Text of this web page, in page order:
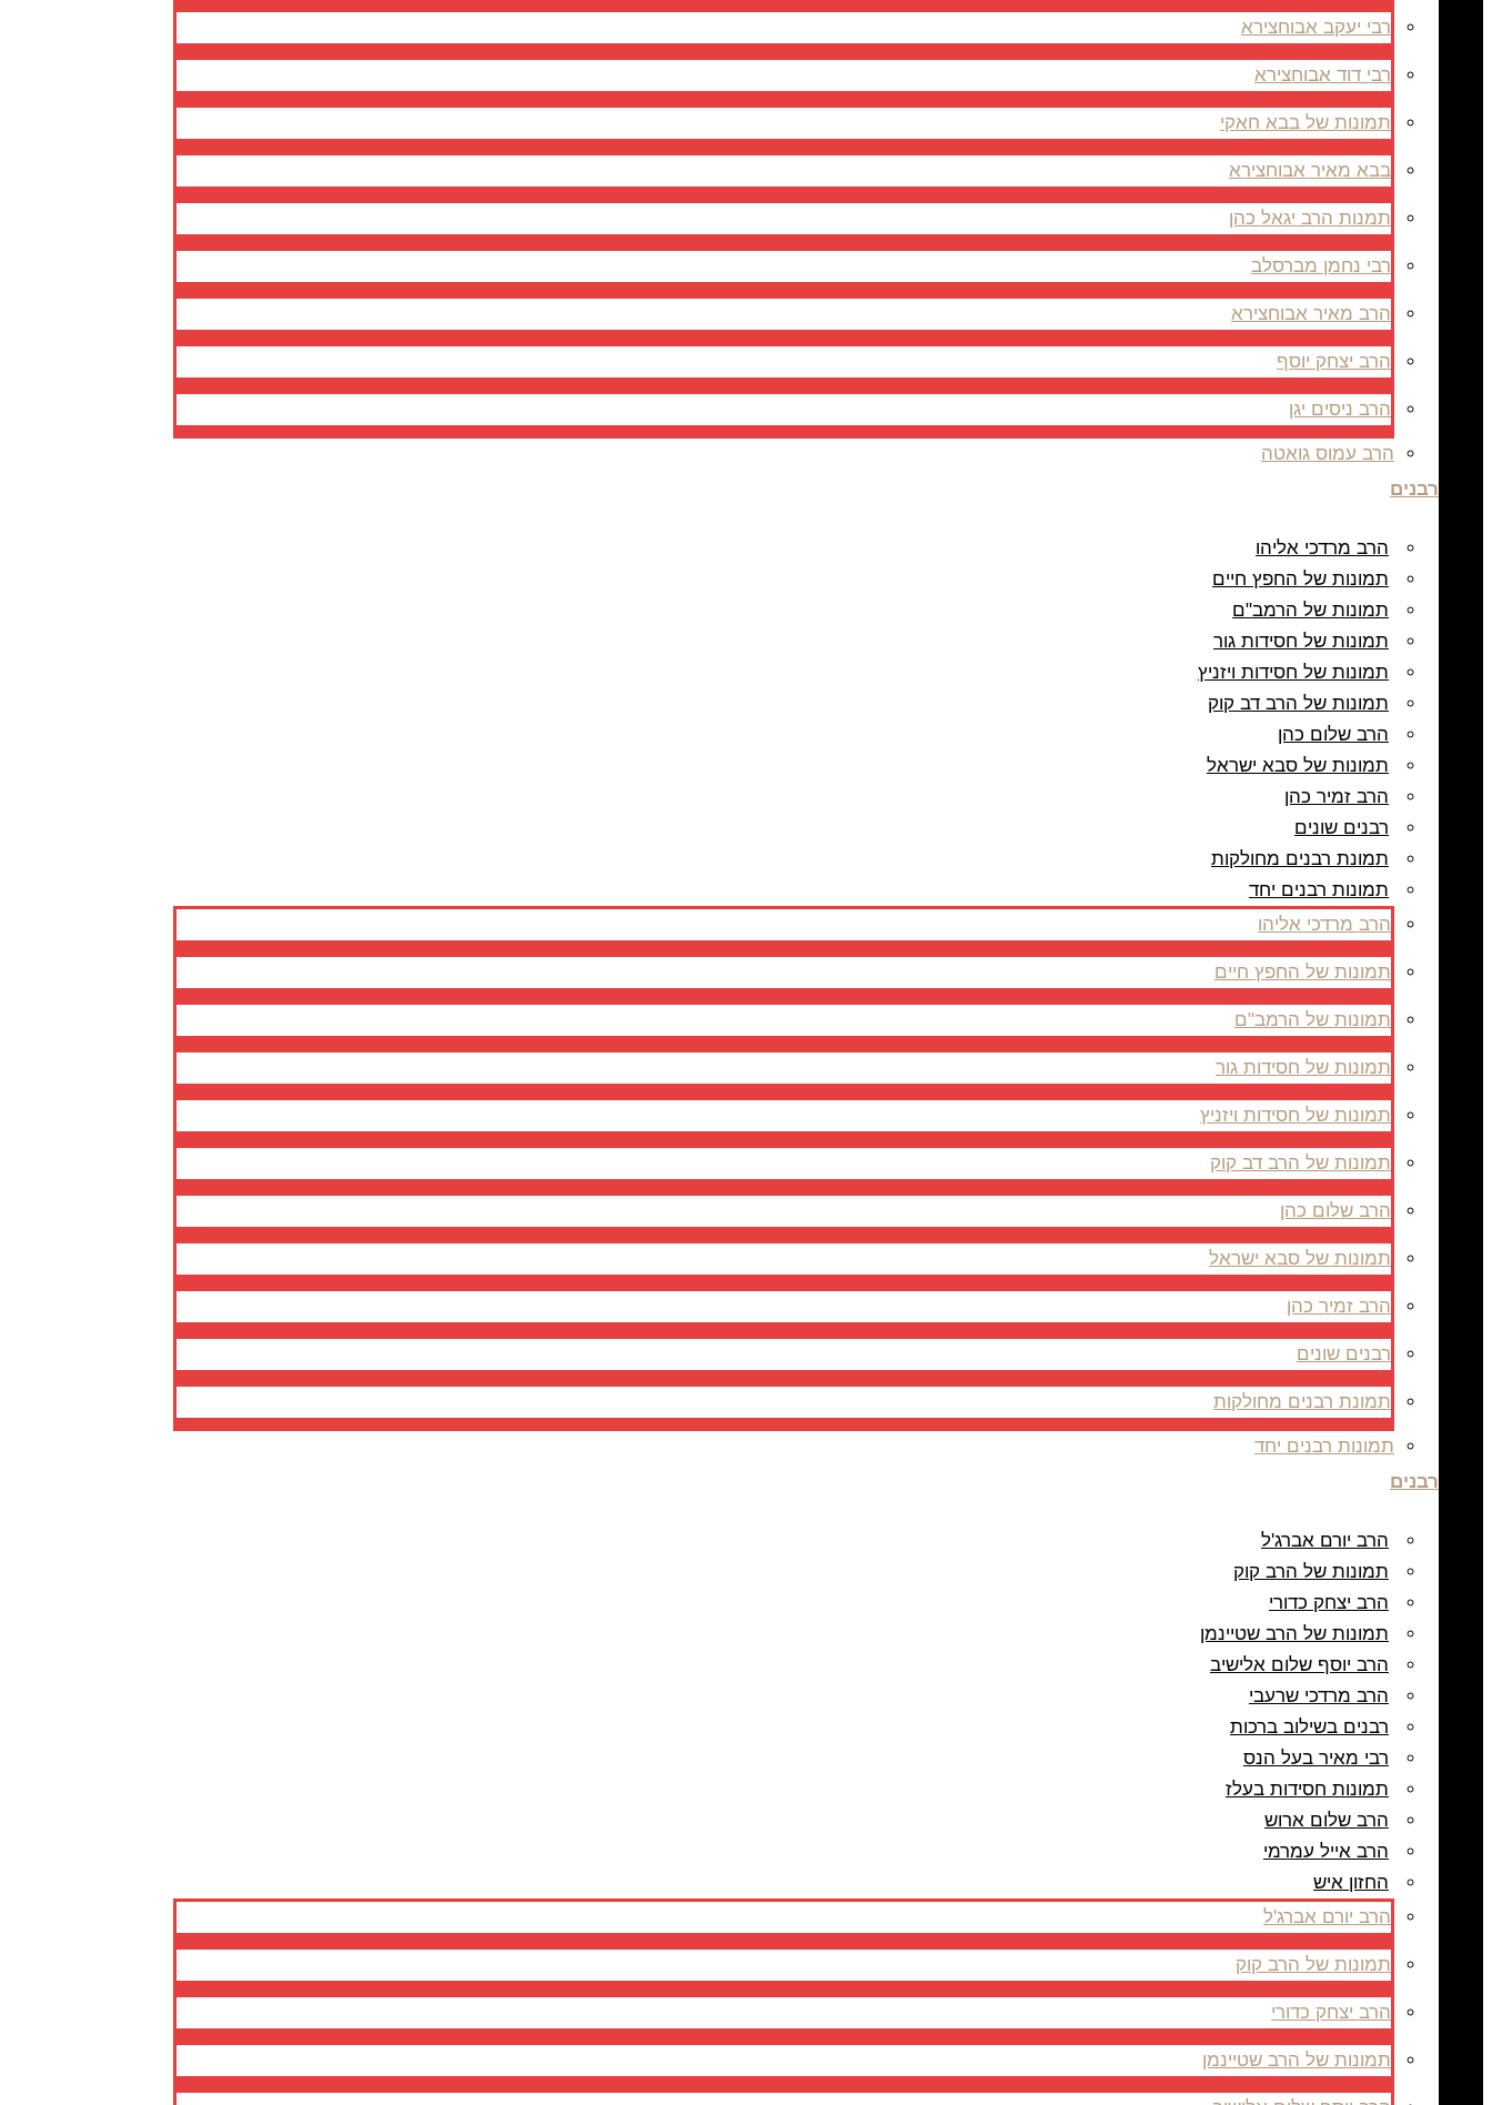
רבי יעקב אבוחצירא
רבי דוד אבוחצירא
תמונות של בבא חאקי
בבא מאיר אבוחצירא
תמנות הרב יגאל כהן
רבי נחמן מברסלב
הרב מאיר אבוחצירא
הרב יצחק יוסף
הרב ניסים יגן
הרב עמוס גואטה
רבנים
הרב מרדכי אליהו
תמונות של החפץ חיים
תמונות של הרמב"ם
תמונות של חסידות גור
תמונות של חסידות ויזניץ
תמונות של הרב דב קוק
הרב שלום כהן
תמונות של סבא ישראל
הרב זמיר כהן
רבנים שונים
תמונת רבנים מחולקות
תמונות רבנים יחד
הרב מרדכי אליהו
תמונות של החפץ חיים
תמונות של הרמב"ם
תמונות של חסידות גור
תמונות של חסידות ויזניץ
תמונות של הרב דב קוק
הרב שלום כהן
תמונות של סבא ישראל
הרב זמיר כהן
רבנים שונים
תמונת רבנים מחולקות
תמונות רבנים יחד
רבנים
הרב יורם אברג'ל
תמונות של הרב קוק
הרב יצחק כדורי
תמונות של הרב שטיינמן
הרב יוסף שלום אלישיב
הרב מרדכי שרעבי
רבנים בשילוב ברכות
רבי מאיר בעל הנס
תמונות חסידות בעלז
הרב שלום ארוש
הרב אייל עמרמי
החזון איש
הרב יורם אברג'ל
תמונות של הרב קוק
הרב יצחק כדורי
תמונות של הרב שטיינמן